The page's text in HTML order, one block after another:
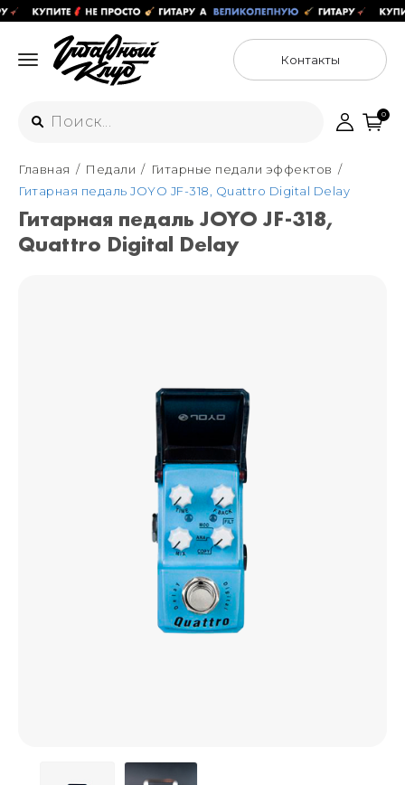
Контакты
Интернет-магазин
+7 (925) 125-54-44
Москва
+7 (925) 176-55-65
+7 (999) 213-51-93
0
Главная Педали
Гитарные педали эффектов
Гитарная педаль JOYO JF-318, Quattro Digital Delay
Гитарная педаль JOYO JF-318,
Quattro Digital Delay